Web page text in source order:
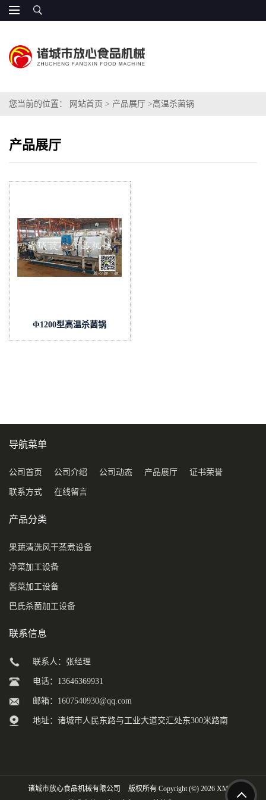
您当前的位置： 网站首页 > 产品展厅 >高温杀菌锅
产品展厅
Φ1200型高温杀菌锅
导航菜单
公司首页 公司介绍 公司动态 产品展厅 证书荣誉
联系方式 在线留言
产品分类
果蔬清洗风干蒸煮设备
净菜加工设备
酱菜加工设备
巴氏杀菌加工设备
联系信息
联系人：张经理
电话：13646369931
邮箱： 1607540930@qq.com
地址：诸城市人民东路与工业大道交汇处东300米路南
诸城市放心食品机械有限公司 版权所有 Copyright (©) 2026 XML